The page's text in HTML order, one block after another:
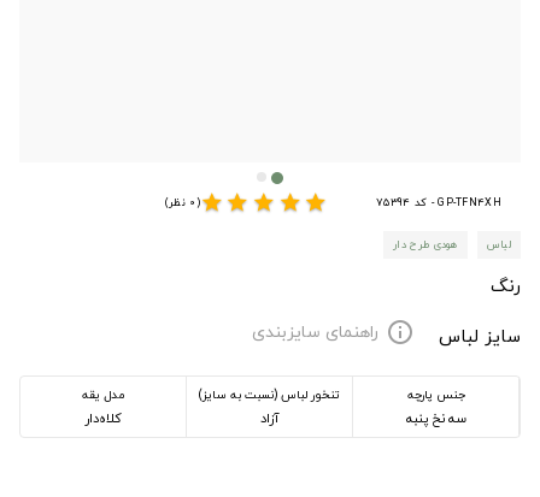
GP-TFN4XH - کد 75394 star
star
star
star
star(0 نظر)
لباس هودی طرح دار
رنگ
سایز لباس
info راهنمای سایزبندی
جنس پارچه
سه نخ پنبه
تنخور لباس (نسبت به سایز)
آزاد
مدل یقه
کلاه‌دار